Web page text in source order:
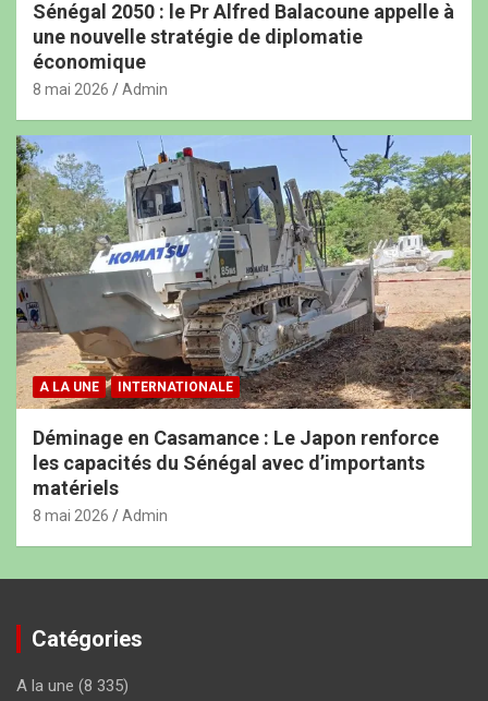
Sénégal 2050 : le Pr Alfred Balacoune appelle à
une nouvelle stratégie de diplomatie
économique
8 mai 2026 Admin
A LA UNE INTERNATIONALE
Déminage en Casamance : Le Japon renforce
les capacités du Sénégal avec d’importants
matériels
8 mai 2026 Admin
Catégories
A la une (8 335)